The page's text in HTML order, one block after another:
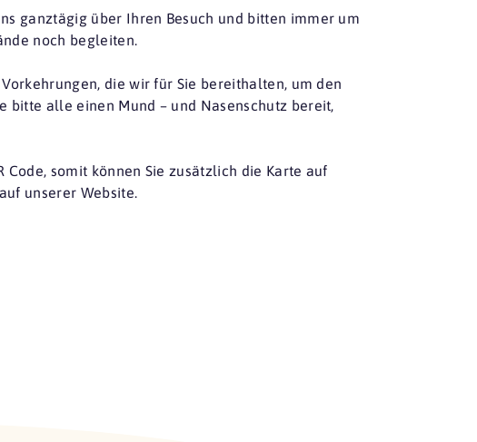
ganztägig über Ihren Besuch und bitten immer um
noch begleiten.
die wir für Sie bereithalten, um den
bitte alle einen Mund – und Nasenschutz bereit,
somit können Sie zusätzlich die Karte auf
unserer Website.